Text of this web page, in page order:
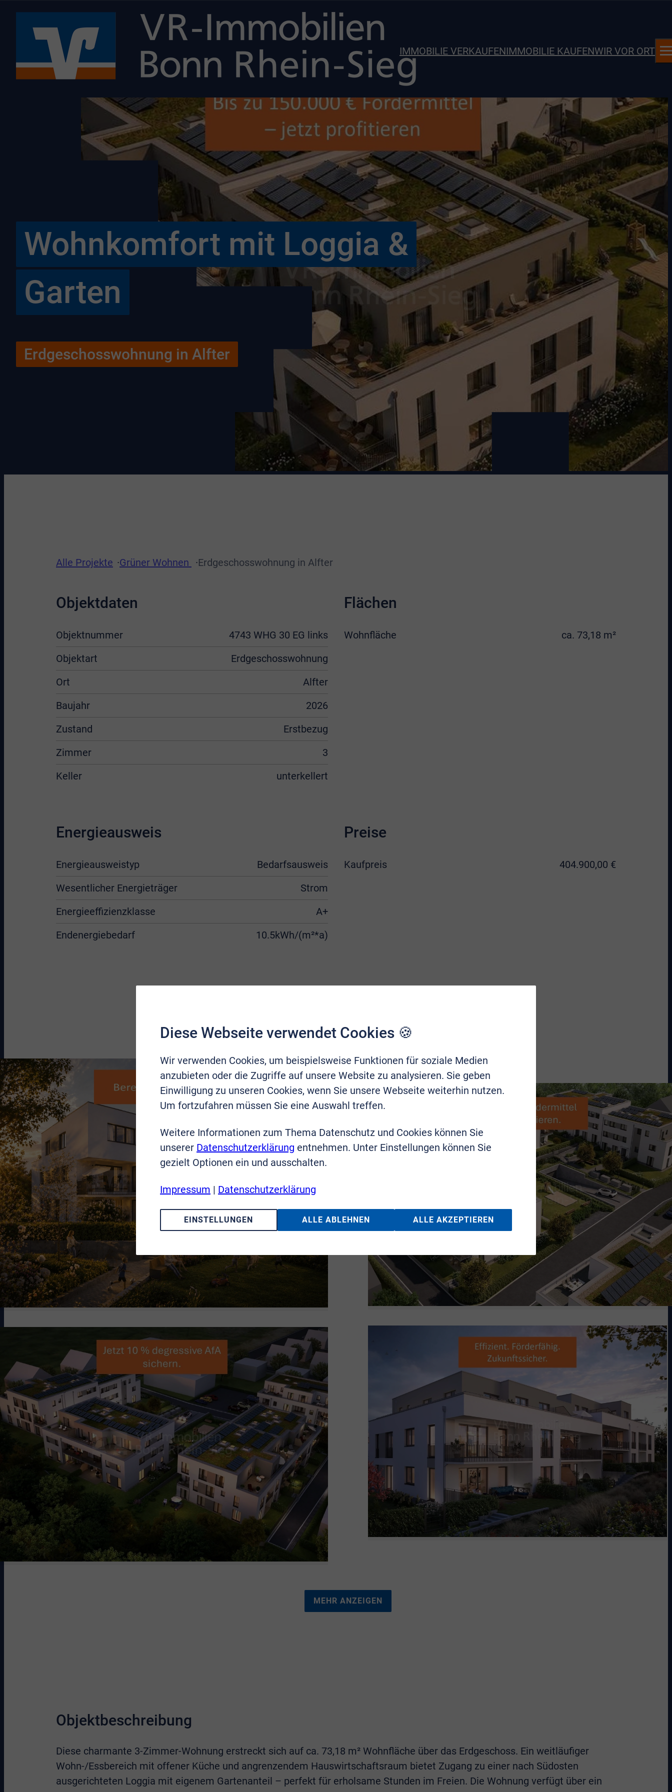
IMMOBILIE VERKAUFENIMMOBILIE KAUFENWIR VOR ORT
Wohnkomfort mit Loggia &
Garten
Erdgeschosswohnung in Alfter
Alle Projekte Grüner Wohnen Erdgeschosswohnung in Alfter
Objektdaten
Objektnummer
4743 WHG 30 EG links
Objektart
Erdgeschosswohnung
Ort
Alfter
Baujahr
2026
Zustand
Erstbezug
Zimmer
3
Keller
unterkellert
Flächen
Wohnfläche ca. 73,18 m²
Energieausweis
Energieausweistyp
Bedarfsausweis
Wesentlicher Energieträger
Strom
Energieeffizienzklasse
A+
Endenergiebedarf
10.5kWh/(m²*a)
Preise
Kaufpreis 404.900,00 €
MEHR ANZEIGEN
Objektbeschreibung
Diese charmante 3-Zimmer-Wohnung erstreckt sich auf ca. 73,18 m² Wohnfläche über das Erdgeschoss. Ein weitläufiger
Wohn-/Essbereich mit offener Küche und angrenzendem Hauswirtschaftsraum bietet Zugang zu einer nach Südosten
ausgerichteten Loggia mit eigenem Gartenanteil – perfekt für erholsame Stunden im Freien. Die Wohnung verfügt über ein
Diese Webseite verwendet Cookies 🍪
Wir verwenden Cookies, um beispielsweise Funktionen für soziale Medien
anzubieten oder die Zugriffe auf unsere Website zu analysieren. Sie geben
Einwilligung zu unseren Cookies, wenn Sie unsere Webseite weiterhin nutzen.
Um fortzufahren müssen Sie eine Auswahl treffen.
Weitere Informationen zum Thema Datenschutz und Cookies können Sie
unserer Datenschutzerklärung entnehmen. Unter Einstellungen können Sie
gezielt Optionen ein und ausschalten.
Impressum | Datenschutzerklärung
EINSTELLUNGEN ALLE ABLEHNEN ALLE AKZEPTIEREN